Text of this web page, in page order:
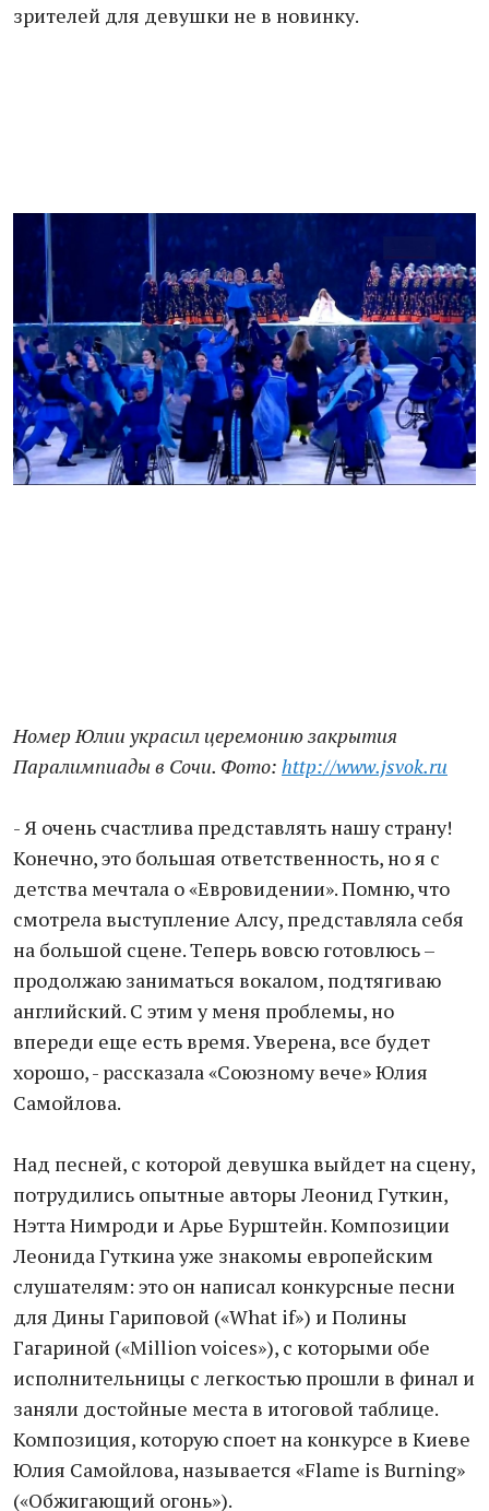
зрителей для девушки не в новинку.
Номер Юлии украсил церемонию закрытия
Паралимпиады в Сочи. Фото: http://www.jsvok.ru
- Я очень счастлива представлять нашу страну!
Конечно, это большая ответственность, но я с
детства мечтала о «Евровидении». Помню, что
смотрела выступление Алсу, представляла себя
на большой сцене. Теперь вовсю готовлюсь –
продолжаю заниматься вокалом, подтягиваю
английский. С этим у меня проблемы, но
впереди еще есть время. Уверена, все будет
хорошо, - рассказала «Союзному вече» Юлия
Самойлова.
Над песней, с которой девушка выйдет на сцену,
потрудились опытные авторы Леонид Гуткин,
Нэтта Нимроди и Арье Бурштейн. Композиции
Леонида Гуткина уже знакомы европейским
слушателям: это он написал конкурсные песни
для Дины Гариповой («What if») и Полины
Гагариной («Million voices»), с которыми обе
исполнительницы с легкостью прошли в финал и
заняли достойные места в итоговой таблице.
Композиция, которую споет на конкурсе в Киеве
Юлия Самойлова, называется «Flame is Burning»
(«Обжигающий огонь»).